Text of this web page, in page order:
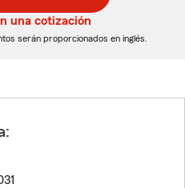
una cotización
serán proporcionados en inglés.